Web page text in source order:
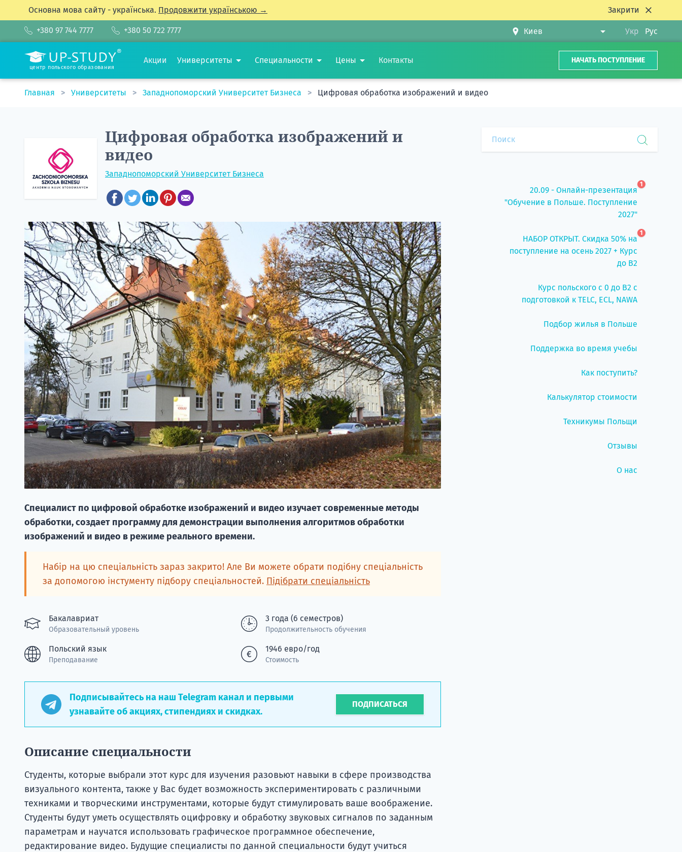
Основна мова сайту - українська. Продовжити українською → Закрити
+380 97 744 7777 +380 50 722 7777 Укр Рус
центр польского образования
Акции Университеты Специальности Цены Контакты НАЧАТЬ ПОСТУПЛЕНИЕ
Главная Университеты Западнопоморский Университет Бизнеса Цифровая обработка изображений и видео
Цифровая обработка изображений и
видео
Западнопоморский Университет Бизнеса
Специалист по цифровой обработке изображений и видео изучает современные методы
обработки, создает программу для демонстрации выполнения алгоритмов обработки
изображений и видео в режиме реального времени.
Набір на цю спеціальність зараз закрито! Але Ви можете обрати подібну спеціальність
за допомогою інстументу підбору спеціальностей. Підібрати спеціальність
Бакалавриат
Образовательный уровень
3 года (6 семестров)
Продолжительность обучения
Польский язык
Преподавание
1946 евро/год
Стоимость
Подписывайтесь на наш Telegram канал и первыми
узнавайте об акциях, стипендиях и скидках.
ПОДПИСАТЬСЯ
Описание специальности
Студенты, которые выбрали этот курс для изучения разовьют навыки в сфере производства
визуального контента, также у Вас будет возможность экспериментировать с различными
техниками и творческими инструментами, которые будут стимулировать ваше воображение.
Студенты будут уметь осуществлять оцифровку и обработку звуковых сигналов по заданным
параметрам и научатся использовать графическое программное обеспечение,
редактирование видео. Будущие специалисты по данной специальности будут учиться
20.09 - Онлайн-презентация
"Обучение в Польше. Поступление
2027"
1
НАБОР ОТКРЫТ. Скидка 50% на
поступление на осень 2027 + Курс
до B2
1
Курс польского с 0 до B2 с
подготовкой к TELC, ECL, NAWA
Подбор жилья в Польше
Поддержка во время учебы
Как поступить?
Калькулятор стоимости
Техникумы Польщи
Отзывы
О нас